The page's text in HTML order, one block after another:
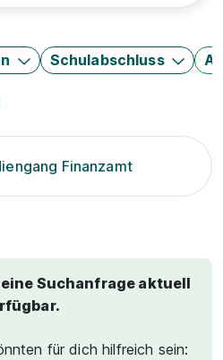
Schulabschluss
Finanzamt
Suchanfrage aktuell
für dich hilfreich sein: